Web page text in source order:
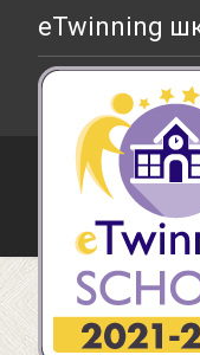
eTwinning
Copyright © Основна
Izrada sajta i hosting: